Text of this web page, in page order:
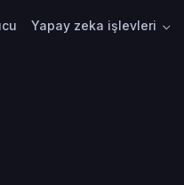
Yapay zeka işlevleri